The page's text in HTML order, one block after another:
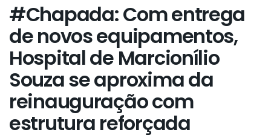
#Chapada: Com entrega
de novos equipamentos,
Hospital de Marcionílio
Souza se aproxima da
reinauguração com
estrutura reforçada